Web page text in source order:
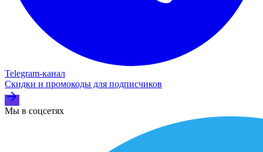
Telegram‑канал
Скидки и промокоды для подписчиков
Мы в соцсетях